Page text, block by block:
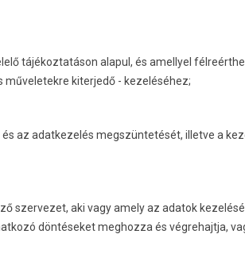
tájékoztatáson alapul, és amellyel
műveletekre kiterjedő - kezeléséhez;
az adatkezelés megszüntetését, illetve a
szervezet, aki vagy amely az adatok
döntéseket meghozza és végrehajtja,